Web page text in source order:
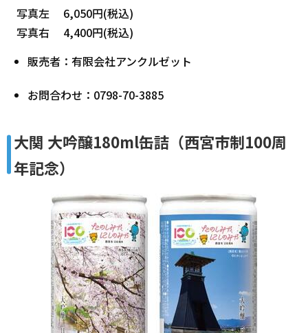
写真左 6,050円(税込)
写真右 4,400円(税込)
販売者：有限会社アンクルゼット
お問合わせ：0798-70-3885
大関 大吟醸180ml缶詰（西宮市制100周
年記念）